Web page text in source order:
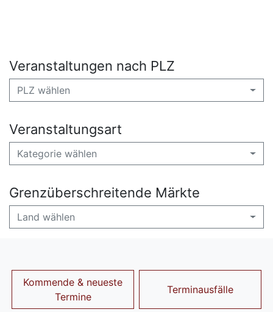
Veranstaltungen nach PLZ
PLZ wählen
Veranstaltungsart
Kategorie wählen
Grenzüberschreitende Märkte
Land wählen
Kommende & neueste
Termine
Terminausfälle